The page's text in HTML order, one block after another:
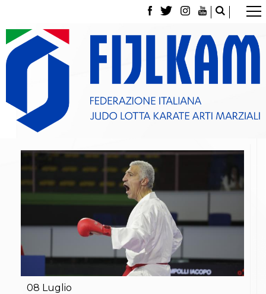
La Federazione
Tesseramento
Contatti
Norme e modulistica Affiliazioni e Tesseramenti
Classifica Società Sportive con più di 100 atleti
tesserati
Gare e Risultati
Archivio eventi
Dove siamo
Media
Partners
Trasparenza
Judo
La disciplina
News
Attività Didattica
Gare e Risultati
Albi Federali
08 Luglio